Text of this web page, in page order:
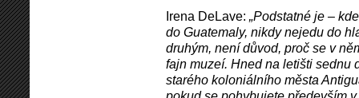
Irena DeLave: „Podstatné je –
do Guatemaly, nikdy nejedu do
druhým, není důvod, proč se v
fajn muzeí. Hned na letišti sednu
starého koloniálního města